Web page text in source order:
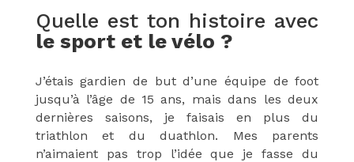
Quelle est ton histoire avec
le sport et le vélo ?
J’étais gardien de but d’une équipe de foot
jusqu’à l’âge de 15 ans, mais dans les deux
dernières saisons, je faisais en plus du
triathlon et du duathlon. Mes parents
n’aimaient pas trop l’idée que je fasse du